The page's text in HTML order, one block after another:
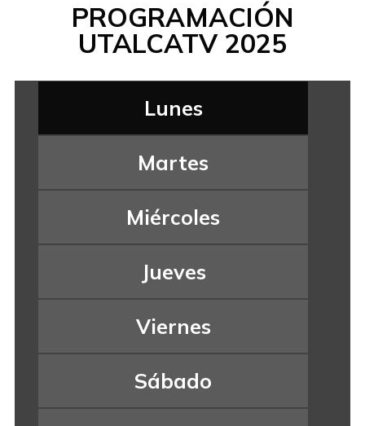
PROGRAMACIÓN
UTALCATV 2025
Lunes
Martes
Miércoles
Jueves
Viernes
Sábado